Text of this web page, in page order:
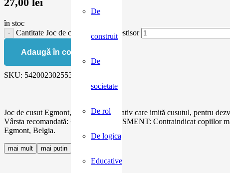
De
construit
De
societate
De rol
De logica
Educative
în stoc
Cantitate Joc de cusut Egmont, pestisor
Adaugă în coș
SKU: 5420023025531-2
Joc de cusut Egmont, pestisor Joc creativ care imită cusutul, pentru
Vârsta recomandată: +3 ani. AVERTISMENT: Contraindicat copiilor
Egmont, Belgia.
mai mult mai putin